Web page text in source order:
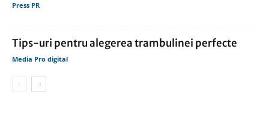
Press PR
Tips-uri pentru alegerea trambulinei perfecte
Media Pro digital